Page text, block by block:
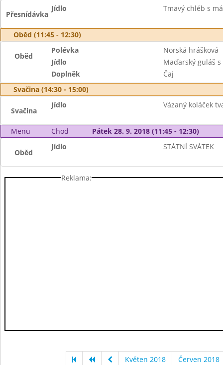
Přesnídávka
Jídlo Tmavý chléb s
Oběd (11:45 - 12:30)
Oběd
Polévka
Norská hrášková
Jídlo
Maďarský guláš
Doplněk
Čaj
Svačina (14:30 - 15:00)
Svačina
Jídlo Vázaný koláček
Menu Chod Pátek 28. 9. 2018 (11:45 - 12:30)
Oběd
Jídlo STÁTNÍ SVÁTEK
Reklama:
Květen 2018 Červen 2018